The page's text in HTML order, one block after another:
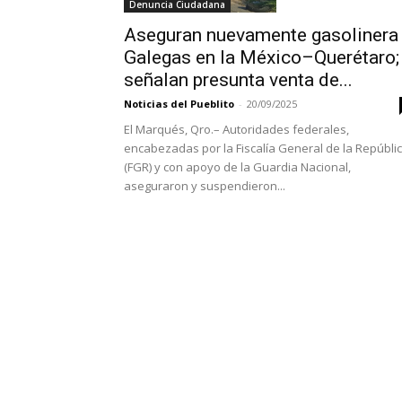
Denuncia Ciudadana
Aseguran nuevamente gasolinera
Galegas en la México–Querétaro;
señalan presunta venta de...
Noticias del Pueblito - 20/09/2025
El Marqués, Qro.– Autoridades federales,
encabezadas por la Fiscalía General de la
(FGR) y con apoyo de la Guardia Nacional,
aseguraron y suspendieron...